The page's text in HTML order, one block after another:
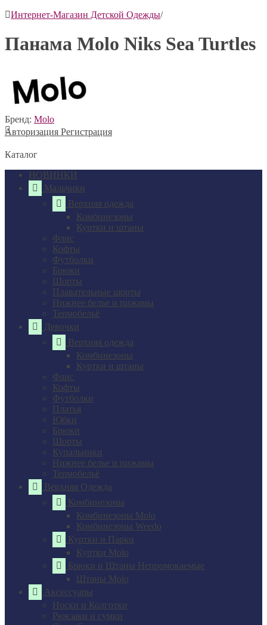
Интернет-Магазин Детской Одежды/
Панама Molo Niks Sea Turtles
Бренд: Molo
Авторизация Регистрация
Каталог
НОВИНКИ
Мальчики
Верхняя одежда
Комбинезоны
Куртки и штаны
Флис
Кофты
Футболки
Брюки
Шорты
Плавательные шорты
Нижнее белье и пижамы
Термобельё
Девочки
Верхняя одежда
Комбинезоны
Куртки и штаны
Флис
Кофты
Футболки
Платья
Юбки
Брюки
Шорты
Купальники
Нижнее белье и пижамы
Термобельё
Верхняя Одежда
Комбинезоны
Комбинезоны Molo
Комбинезоны Weedo
Куртки и Парки
Куртки Molo
Брюки и Штаны Непромокаемые
Штаны Molo
Аксессуары
Носки и Колготки
Рюкзаки и сумки